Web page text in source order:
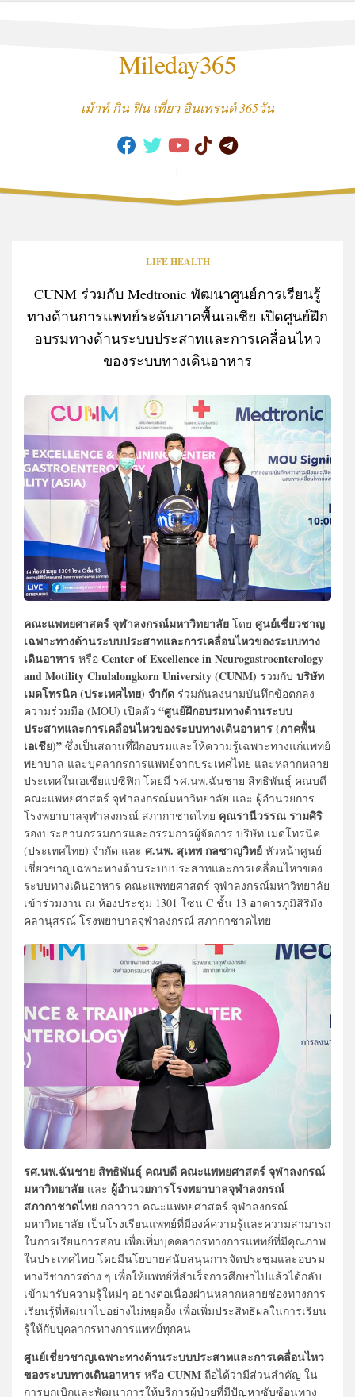
Mileday365
เม้าท์ กิน ฟิน เที่ยว อินเทรนด์ 365วัน
LIFE HEALTH
CUNM ร่วมกับ Medtronic พัฒนาศูนย์การเรียนรู้
ทางด้านการแพทย์ระดับภาคพื้นเอเชีย เปิดศูนย์ฝึก
อบรมทางด้านระบบประสาทและการเคลื่อนไหว
ของระบบทางเดินอาหาร
คณะแพทยศาสตร์ จุฬาลงกรณ์มหาวิทยาลัย โดย ศูนย์เชี่ยวชาญ
เฉพาะทางด้านระบบประสาทและการเคลื่อนไหวของระบบทาง
เดินอาหาร หรือ Center of Excellence in Neurogastroenterology
and Motility Chulalongkorn University (CUNM) ร่วมกับ บริษัท
เมดโทรนิค (ประเทศไทย) จำกัด ร่วมกันลงนามบันทึกข้อตกลง
ความร่วมมือ (MOU) เปิดตัว “ศูนย์ฝึกอบรมทางด้านระบบ
ประสาทและการเคลื่อนไหวของระบบทางเดินอาหาร (ภาคพื้น
เอเชีย)” ซึ่งเป็นสถานที่ฝึกอบรมและให้ความรู้เฉพาะทางแก่แพทย์
พยาบาล และบุคลากรการแพทย์จากประเทศไทย และหลากหลาย
ประเทศในเอเชียแปซิฟิก โดยมี รศ.นพ.ฉันชาย สิทธิพันธุ์ คณบดี
คณะแพทยศาสตร์ จุฬาลงกรณ์มหาวิทยาลัย และ ผู้อำนวยการ
โรงพยาบาลจุฬาลงกรณ์ สภากาชาดไทย คุณรานีวรรณ รามศิริ
รองประธานกรรมการและกรรมการผู้จัดการ บริษัท เมดโทรนิค
(ประเทศไทย) จำกัด และ ศ.นพ. สุเทพ กลชาญวิทย์ หัวหน้าศูนย์
เชี่ยวชาญเฉพาะทางด้านระบบประสาทและการเคลื่อนไหวของ
ระบบทางเดินอาหาร คณะแพทยศาสตร์ จุฬาลงกรณ์มหาวิทยาลัย
เข้าร่วมงาน ณ ห้องประชุม 1301 โซน C ชั้น 13 อาคารภูมิสิริมัง
คลานุสรณ์ โรงพยาบาลจุฬาลงกรณ์ สภากาชาดไทย
รศ.นพ.ฉันชาย สิทธิพันธุ์ คณบดี คณะแพทยศาสตร์ จุฬาลงกรณ์
มหาวิทยาลัย และ ผู้อำนวยการโรงพยาบาลจุฬาลงกรณ์
สภากาชาดไทย กล่าวว่า คณะแพทยศาสตร์ จุฬาลงกรณ์
มหาวิทยาลัย เป็นโรงเรียนแพทย์ที่มีองค์ความรู้และความสามารถ
ในการเรียนการสอน เพื่อเพิ่มบุคคลากรทางการแพทย์ที่มีคุณภาพ
ในประเทศไทย โดยมีนโยบายสนับสนุนการจัดประชุมและอบรม
ทางวิชาการต่าง ๆ เพื่อให้แพทย์ที่สําเร็จการศึกษาไปแล้วได้กลับ
เข้ามารับความรู้ใหม่ๆ อย่างต่อเนื่องผ่านหลากหลายช่องทางการ
เรียนรู้ที่พัฒนาไปอย่างไม่หยุดยั้ง เพื่อเพิ่มประสิทธิผลในการเรียน
รู้ให้กับบุคลากรทางการแพทย์ทุกคน
ศูนย์เชี่ยวชาญเฉพาะทางด้านระบบประสาทและการเคลื่อนไหว
ของระบบทางเดินอาหาร หรือ CUNM ถือได้ว่ามีส่วนสําคัญ ใน
การบุกเบิกและพัฒนาการให้บริการผู้ป่วยที่มีปัญหาซับซ้อนทาง